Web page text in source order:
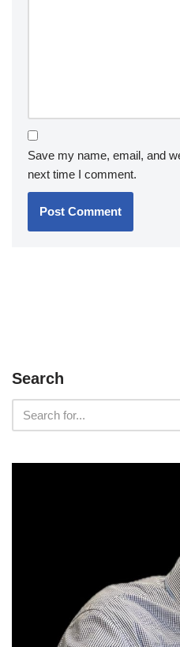
Save my name, email, and
next time I comment.
Search